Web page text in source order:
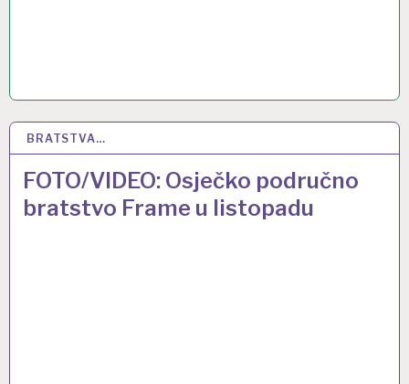
BRATSTVA…
FOTO/VIDEO: Osječko područno
bratstvo Frame u listopadu
6 STU 2018